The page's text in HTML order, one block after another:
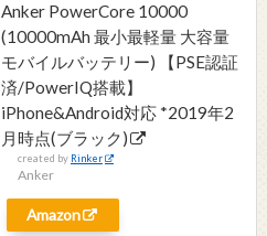
Anker PowerCore 10000
(10000mAh 最小最軽量 大容量
モバイルバッテリー) 【PSE認証
済/PowerIQ搭載】
iPhone&Android対応 *2019年2
月時点(ブラック)
created by Rinker
Anker
Amazon